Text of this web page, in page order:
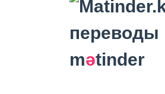
mәtinder